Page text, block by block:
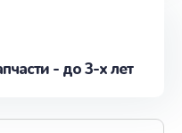
- до 3-х лет